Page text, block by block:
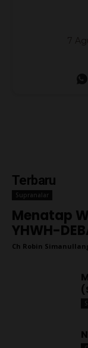
7
Terbaru
Supranalar
Menatap
YHWH-
Ch Robin